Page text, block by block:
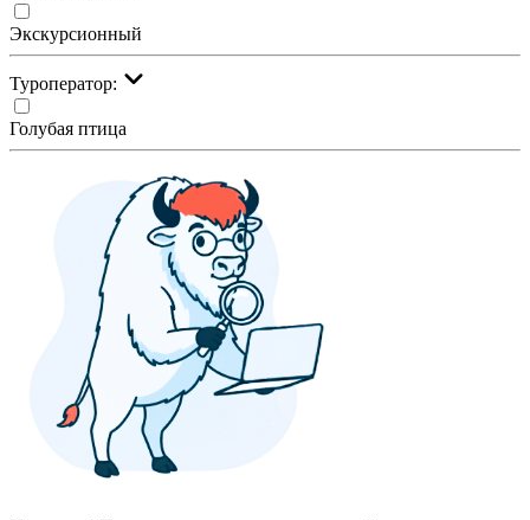
Экскурсионный
Туроператор:
Голубая птица